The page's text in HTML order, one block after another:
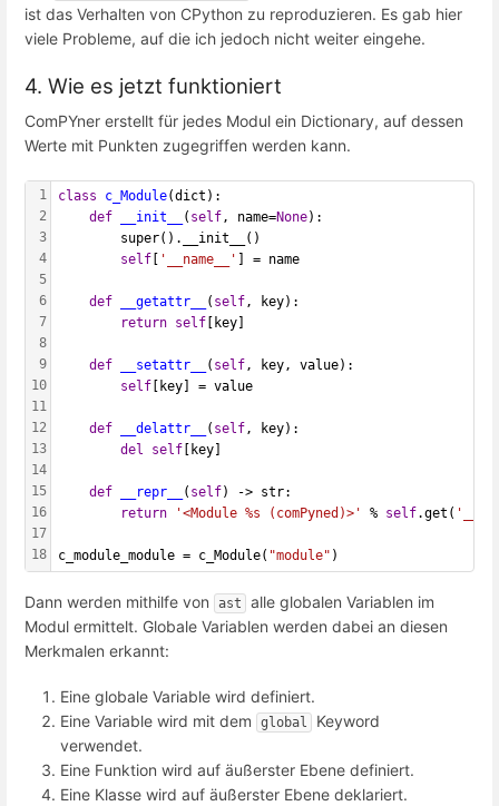
ist das Verhalten von CPython zu reproduzieren. Es gab hier
viele Probleme, auf die ich jedoch nicht weiter eingehe.
4. Wie es jetzt funktioniert
ComPYner erstellt für jedes Modul ein Dictionary, auf dessen
Werte mit Punkten zugegriffen werden kann.
1
2
3
4
5
6
7
8
9
10
11
12
13
14
15
16
17
18
class c_Module(dict):
def
__init__ ( self , name=None):
        super().__init__()
self [ '__name__' ] = name
def __getattr__ ( self , key):
return self [key]
def __setattr__ ( self , key, value):
self [key] = value
def __delattr__ ( self , key):
del
self [key]
def __repr__ ( self) -> str:
return
'<Module %s (comPyned)>' % self.get(
c_module_module = c_Module( "module" )
Dann werden mithilfe von ast
alle globalen Variablen im
Modul ermittelt. Globale Variablen werden dabei an diesen
Merkmalen erkannt:
Eine globale Variable wird definiert.
Eine Variable wird mit dem
global
Keyword
verwendet.
Eine Funktion wird auf äußerster Ebene definiert.
Eine Klasse wird auf äußerster Ebene deklariert.